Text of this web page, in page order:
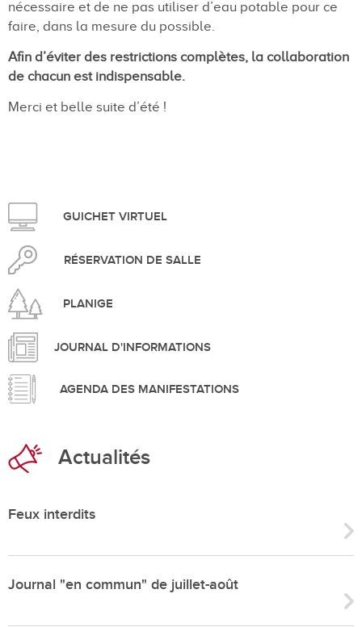
nécessaire et de ne pas utiliser d’eau potable pour ce
faire, dans la mesure du possible.
Afin d’éviter des restrictions complètes, la collaboration
de chacun est indispensable.
Merci et belle suite d’été !
GUICHET VIRTUEL
RÉSERVATION DE SALLE
PLANIGE
JOURNAL D'INFORMATIONS
AGENDA DES MANIFESTATIONS
Actualités
Feux interdits
Journal "en commun" de juillet-août